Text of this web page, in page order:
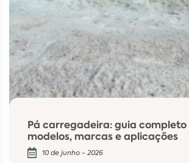
Pá carregadeira: guia completo
modelos, marcas e aplicações
10 de junho - 2026